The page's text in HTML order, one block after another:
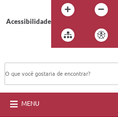
Acessibilidade
MENU